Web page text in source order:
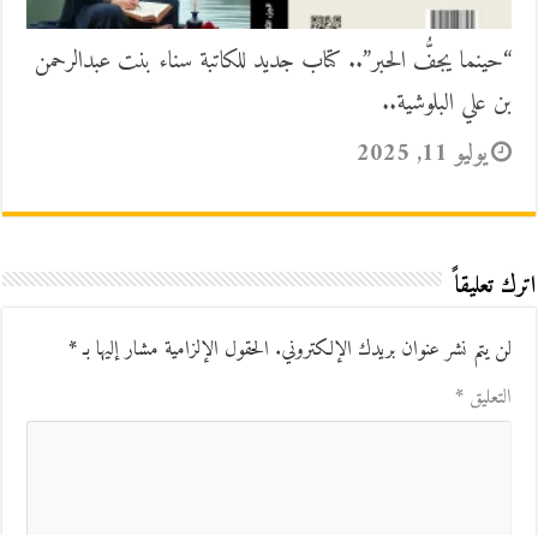
“حينما يجفُّ الحبر”.. كتاب جديد للكاتبة سناء بنت عبدالرحمن
بن علي البلوشية..
يوليو 11, 2025
اترك تعليقاً
لن يتم نشر عنوان بريدك الإلكتروني. الحقول الإلزامية مشار إليها بـ*
التعليق*